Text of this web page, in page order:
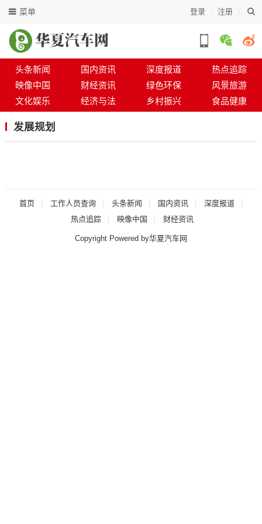
登录 注册
菜单
头条新闻 国内资讯 深度报道
热点追踪
映像中国
财经资讯 绿色环保
风景旅游
文化娱乐
经济与法 乡村振兴 食品健康
发展规划
首页 工作人员查询 头条新闻 国内资讯
深度报道
热点追踪
映像中国 财经资讯
Copyright Powered by华夏汽车网